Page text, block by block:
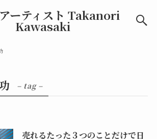
ーティスト Takanori
Kawasaki
– tag –
売れるたった３つのことだけで日